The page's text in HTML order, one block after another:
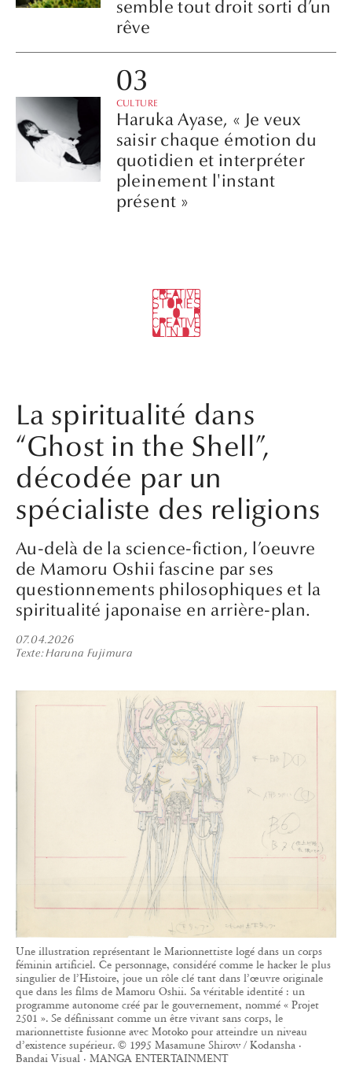
semble tout droit sorti d’un
rêve
CULTURE
Haruka Ayase, « Je veux
saisir chaque émotion du
quotidien et interpréter
pleinement l'instant
présent »
La spiritualité dans
“Ghost in the Shell”,
décodée par un
spécialiste des religions
Au-delà de la science-fiction, l’oeuvre
de Mamoru Oshii fascine par ses
questionnements philosophiques et la
spiritualité japonaise en arrière-plan.
07.04.2026
Texte Haruna Fujimura
Une illustration représentant le Marionnettiste logé dans un corps
féminin artificiel. Ce personnage, considéré comme le hacker le plus
singulier de l’Histoire, joue un rôle clé tant dans l’œuvre originale
que dans les films de Mamoru Oshii. Sa véritable identité : un
programme autonome créé par le gouvernement, nommé « Projet
2501 ». Se définissant comme un être vivant sans corps, le
marionnettiste fusionne avec Motoko pour atteindre un niveau
d’existence supérieur. © 1995 Masamune Shirow / Kodansha ·
Bandai Visual · MANGA ENTERTAINMENT